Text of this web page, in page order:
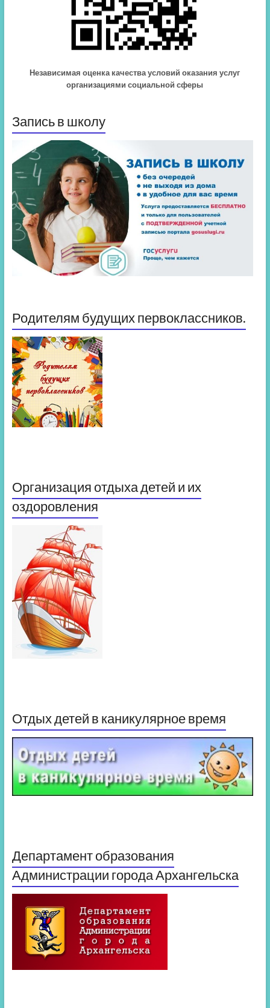
Независимая оценка качества условий оказания услуг
организациями социальной сферы
Запись в школу
Родителям будущих первоклассников.
Организация отдыха детей и их
оздоровления
Отдых детей в каникулярное время
Департамент образования
Администрации города Архангельска